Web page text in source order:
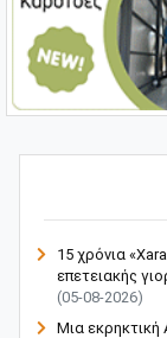
15 χρόνια
επετειακής
(05-08-2026)
Μια εκρηκτική